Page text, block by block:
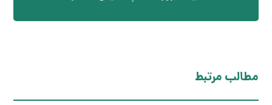
مطالب مرتبط